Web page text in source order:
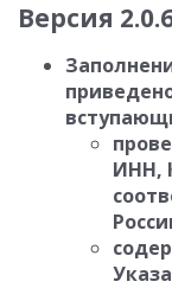
Версия
ИНН,